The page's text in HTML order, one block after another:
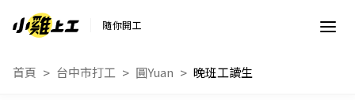
隨你開工
首頁 台中市打工 圓Yuan 晚班工讀生